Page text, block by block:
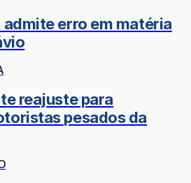
admite erro em matéria
reajuste para
pesados da